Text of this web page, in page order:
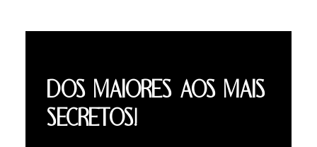
DOS MAIORES AOS MAIS
SECRETOS!